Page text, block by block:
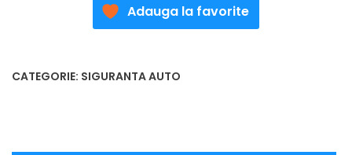
Adauga la favorite
CATEGORIE: SIGURANTA AUTO